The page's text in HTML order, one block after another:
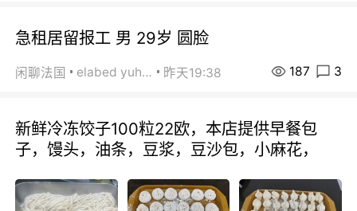
急租居留报工 男 29岁 圆脸
闲聊法国 elabed yuhua 昨天19:38 187 3
新鲜冷冻饺子100粒22欧，本店提供早餐包
子，馒头，油条，豆浆，豆沙包，小麻花，